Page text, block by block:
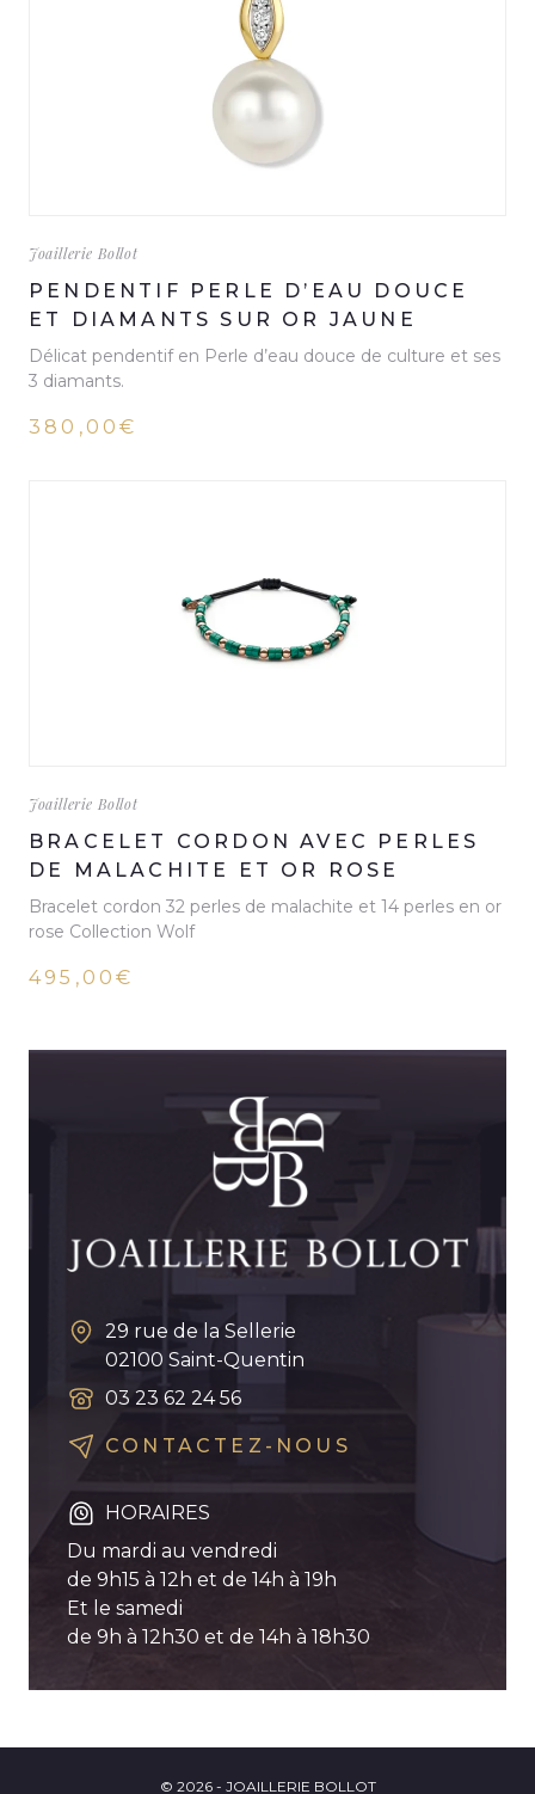
Joaillerie Bollot
PENDENTIF PERLE D’EAU DOUCE
ET DIAMANTS SUR OR JAUNE
Délicat pendentif en Perle d’eau douce de culture et ses
3 diamants.
380,00€
Joaillerie Bollot
BRACELET CORDON AVEC PERLES
DE MALACHITE ET OR ROSE
Bracelet cordon 32 perles de malachite et 14 perles en or
rose Collection Wolf
495,00€
29 rue de la Sellerie
02100 Saint-Quentin
03 23 62 24 56
CONTACTEZ-NOUS
HORAIRES
Du mardi au vendredi
de 9h15 à 12h et de 14h à 19h
Et le samedi
de 9h à 12h30 et de 14h à 18h30
© 2026 - JOAILLERIE BOLLOT